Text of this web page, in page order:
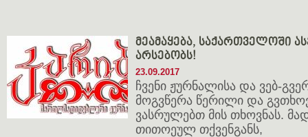
მეამაყება, საქართველოში
არსებობს!
23.09.2017
ჩვენი ჟურნალისა და ვებ-
მოგვწერა წერილი და
ვასრულებთ მის თხოვნას.
თითოეულ თქვენგანს,